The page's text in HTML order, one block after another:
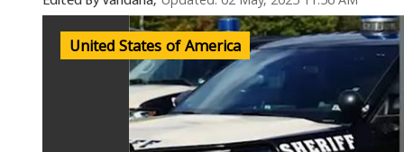
United States of America